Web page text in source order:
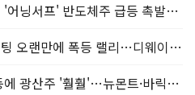
[美증시 특징주] 캐터필러 '어닝서프' 반도체주 급등 촉발…"AI 데이터센터 건설 강력"
[美증시 특징주] 양자컴퓨팅 오랜만에 폭등 랠리…디웨이브·아이온큐 주도
[美증시 특징주] 금값 급등에 광산주 '훨훨'…뉴몬트·바릭마이닝 주도